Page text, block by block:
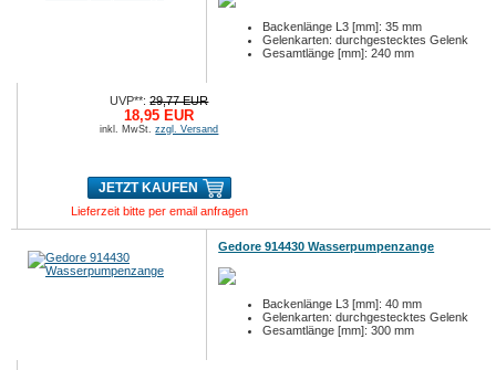
Backenlänge L3 [mm]: 35 mm
Gelenkarten: durchgestecktes Gelenk
Gesamtlänge [mm]: 240 mm
UVP**:29,77 EUR
18,95 EUR
inkl. MwSt.zzgl. Versand
JETZT KAUFEN
Lieferzeit bitte per email anfragen
Gedore 914430 Wasserpumpenzange
Backenlänge L3 [mm]: 40 mm
Gelenkarten: durchgestecktes Gelenk
Gesamtlänge [mm]: 300 mm